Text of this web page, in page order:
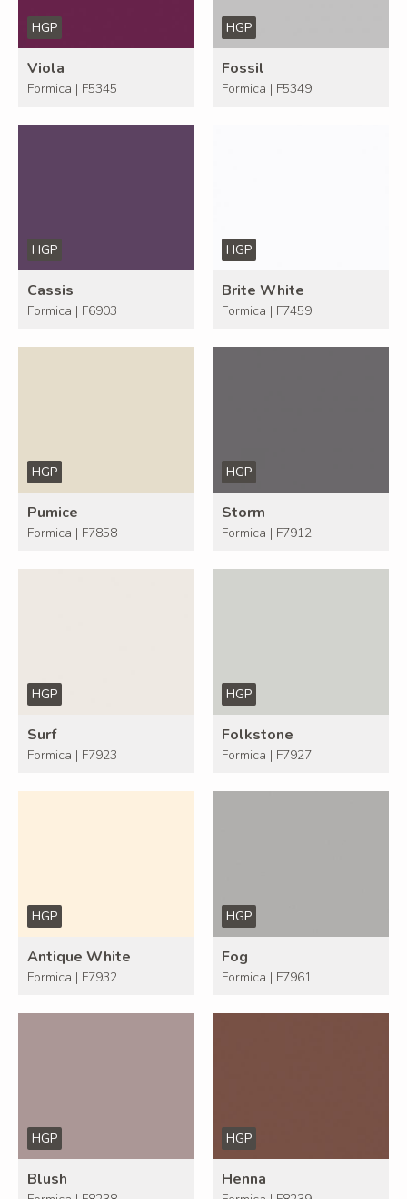
HGP
Viola
Formica | F5345
HGP
Fossil
Formica | F5349
HGP
Cassis
Formica | F6903
HGP
Brite White
Formica | F7459
HGP
Pumice
Formica | F7858
HGP
Storm
Formica | F7912
HGP
Surf
Formica | F7923
HGP
Folkstone
Formica | F7927
HGP
Antique White
Formica | F7932
HGP
Fog
Formica | F7961
HGP
Blush
HGP
Henna